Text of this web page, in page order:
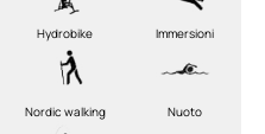
Hydrobike Immersioni
Nordic walking Nuoto